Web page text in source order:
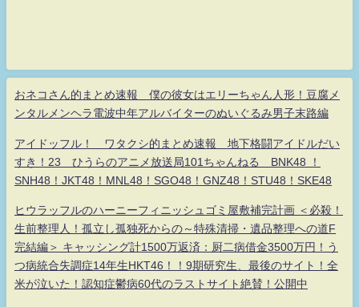
おネコさん的まとめ速報 僕の彼女はエリーちゃん人形！豆腐メ
ンタルメンヘラ電波中年アルバイターのぬいぐるみ男子末路編
アイドッフル！ ワタクシ的まとめ速報 地下格闘アイドルだい
すき！23 ひうらのアニメ放送局101ちゃんねる BNK48 ！
SNH48！JKT48！MNL48！SGO48！GNZ48！STU48！SKE48
ヒウラッフルのハーニーフィニッシュゴミ屋敷補完計画 ＜必殺！
生前整理人！孤立し孤独死からの～特殊清掃・遺品整理への道F
完結編＞ キャッシング計1500万返済：厨二病借金3500万円！う
つ病統合失調症14年生HKT46！！9期研究生、最後のサイト！全
米が泣いた！認知症鬱病60代のラストサイト絶賛！公開中